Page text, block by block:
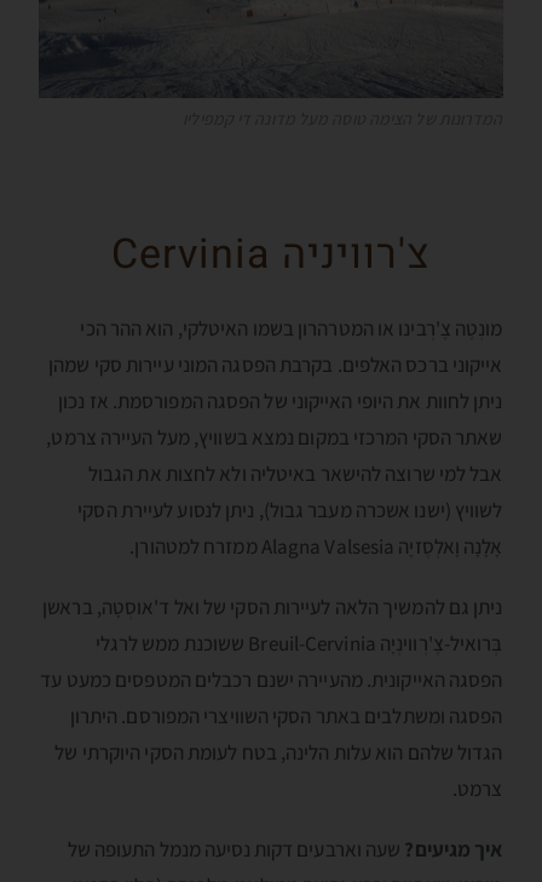
צ'רוויניה Cervinia
מונְטֶה צֶ'רְבינו או המטרהרון בשמו האיטלקי, הוא ההר הכי
אייקוני ברכס האלפים. בקרבת הפסגה המוני עיירות סקי שמהן
ניתן לחוות את היופי האייקוני של הפסגה המפורסמת. אז נכון
שאתר הסקי המרכזי במקום נמצא בשוויץ, מעל העיירה צרמט,
אבל למי שרוצה להישאר באיטליה ולא לחצות את הגבול
לשוויץ (ישנו אשכרה מעבר גבול), ניתן לנסוע לעיירת הסקי
אָלָנָה וָאלְסֶזיָה Alagna Valsesia ממזרח למטהורן.
ניתן גם להמשיך הלאה לעיירות הסקי של ואל ד'אוסְטָה, בראשן
בְּרואיל-צֶ'רְווינְיָה Breuil-Cervinia ששוכנת ממש לרגלי
הפסגה האייקונית. מהעיירה ישנם רכבלים המטפסים כמעט עד
הפסגה ומשתלבים באתר הסקי השוויצרי המפורסם. היתרון
הגדול שלהם הוא עלות הלינה, בטח לעומת הסקי היוקרתי של
צרמט.
איך מגיעים? שעה וארבעים דקות נסיעה מנמל התעופה של